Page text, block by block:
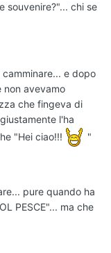
souvenire?"... chi se
e dopo
non avevamo
che fingeva di
l'ha
"Hei ciao!!!
"
pure quando ha
PESCE"... ma che